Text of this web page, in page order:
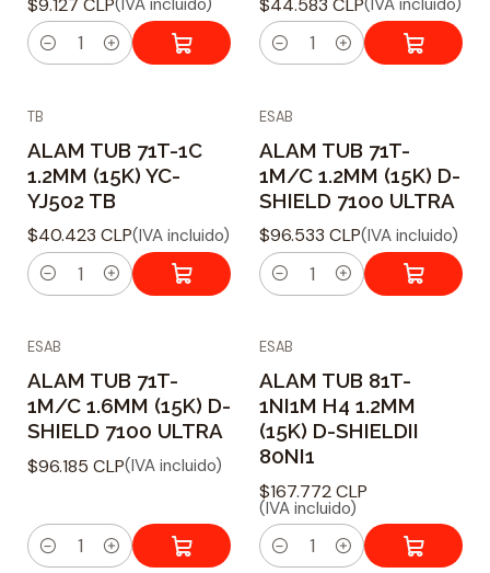
a
d
a
d
$9.127 CLP(IVA incluido)
C
n
t
i
d
a
d
$44.583 CLP(IVA incluido)
C
n
t
i
d
a
d
TB
ALAM TUB 71T-1C
1.2MM (15K) YC-
YJ502 TB
$40.423 CLP(IVA incluido)
C
n
t
i
d
a
ESAB
ALAM TUB 71T-
1M/C 1.2MM (15K) D-
SHIELD 7100 ULTRA
$96.533 CLP(IVA incluido)
C
n
t
i
d
d
ESAB
ALAM TUB 71T-
1M/C 1.6MM (15K) D-
SHIELD 7100 ULTRA
$96.185 CLP(IVA incluido)
C
ESAB
ALAM TUB 81T-
1NI1M H4 1.2MM
(15K) D-SHIELDII
80NI1
$167.772 CLP
(IVA incluido)
C